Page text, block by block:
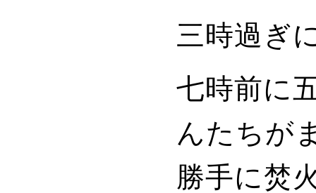
三時過ぎ
七時前に
んたちが
勝手に焚